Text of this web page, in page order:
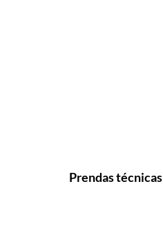
Prendas técnicas